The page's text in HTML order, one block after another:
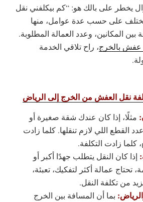
يخطر على بالك هو: “كم بيكلفني نقل
على حسب عدة عوامل، منها
المكانين، وعدد العمالة المطلوبة.
بالخرج، راح تلاقي الخدمة
نقل العفش من الخرج إلى الرياض
مثلًا، إذا كان عندك شقة صغيرة أو
القطع اللي لازم تنقلها. كلما زادت
زادت التكلفة.
إذا كان النقل يتطلب جهدًا أكبر أو
عمالة أكثر لتفكيك، تعبئة،
من تكلفة النقل.
بما أن المسافة بين الخرج